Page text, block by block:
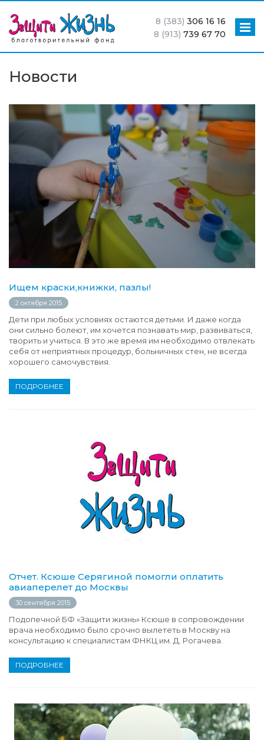
8 (383) 306 16 16
8 (913) 739 67 70
Новости
Ищем краски,книжки, пазлы!
2 октября 2015
Дети при любых условиях остаются детьми. И даже когда
они сильно болеют, им хочется познавать мир, развиваться,
творить и учиться. В это же время им необходимо отвлекать
себя от неприятных процедур, больничных стен, не всегда
хорошего самочувствия.
ПОДРОБНЕЕ
Отчет. Ксюше Серягиной помогли оплатить
авиаперелет до Москвы
30 сентября 2015
Подопечной БФ «Защити жизнь» Ксюше в сопровождении
врача необходимо было срочно вылететь в Москву на
консультацию к специалистам ФНКЦ им. Д. Рогачева.
ПОДРОБНЕЕ